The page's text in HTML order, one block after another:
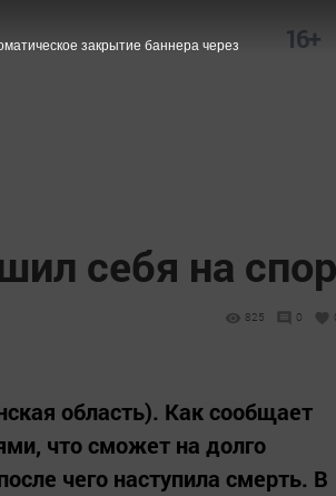
16+
себя на спор
825 0
область). Как сообщает
что сможет на долго
чего наступила смерть. В
закрытие баннера через